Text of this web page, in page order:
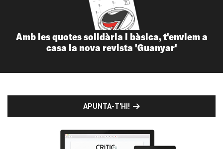
Amb les quotes solidària i bàsica, t'enviem a
casa la nova revista 'Guanyar'
APUNTA-T'HI!